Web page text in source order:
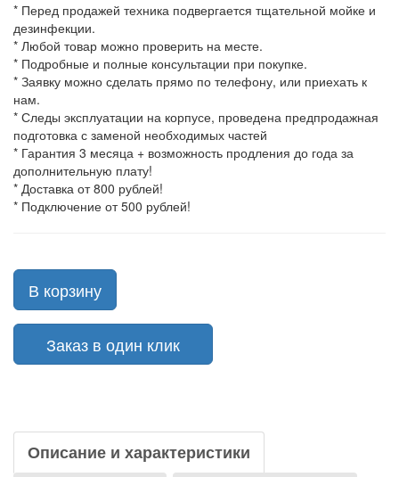
* Перед продажей техника подвергается тщательной мойке и
дезинфекции.
* Любой товар можно проверить на месте.
* Подробные и полные консультации при покупке.
* Заявку можно сделать прямо по телефону, или приехать к
нам.
* Следы эксплуатации на корпусе, проведена предпродажная
подготовка с заменой необходимых частей
* Гарантия 3 месяца + возможность продления до года за
дополнительную плату!
* Доставка от 800 рублей!
* Подключение от 500 рублей!
В корзину
Заказ в один клик
Описание и характеристики